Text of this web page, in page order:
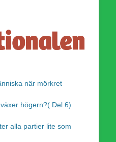
när mörkret
högern?( Del 6)
alla partier lite som